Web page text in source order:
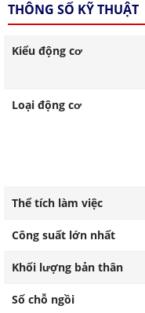
THÔNG SỐ KỸ THUẬT
Kiểu động cơ
Loại động cơ
Thể tích làm việc
Công suất lớn nhất
Khối lượng bản thân
Số chỗ ngồi